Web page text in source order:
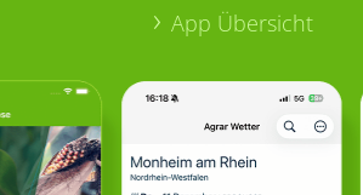
App Übersicht